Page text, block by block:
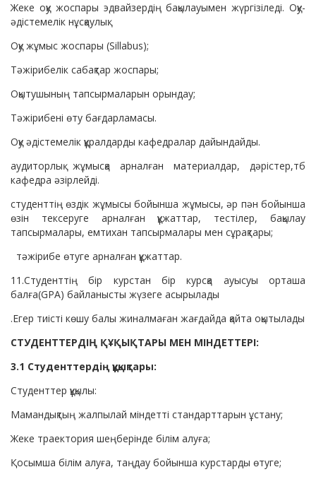
Жеке оқу жоспары эдвайзердің бақылауымен жүргізіледі. Оқу-
әдістемелік нұсқаулық:
Оқу жұмыс жоспары (Sillabus);
Тәжірибелік сабақтар жоспары;
Оқытушының тапсырмаларын орындау;
Тәжірибені өту бағдарламасы.
Оқу әдістемелік құралдарды кафедралар дайындайды.
аудиторлық жұмысқа арналған материалдар, дәрістер,тб
кафедра әзірлейді.
студенттің өздік жұмысы бойынша жұмысы, әр пән бойынша
өзін тексеруге арналған құжаттар, тестілер, бақылау
тапсырмалары, емтихан тапсырмалары мен сұрақтары;
тәжірибе өтуге арналған құжаттар.
11.Студенттің бір курстан бір курсқа ауысуы орташа
балға(GPA) байланысты жүзеге асырылады
.Егер тиісті көшу балы жиналмаған жағдайда қайта оқытылады
СТУДЕНТТЕРДІҢ ҚҰҚЫҚТАРЫ МЕН МІНДЕТТЕРІ:
3.1 Студенттердің құқықтары:
Студенттер құқылы:
Мамандықтың жалпылай міндетті стандарттарын ұстану;
Жеке траектория шеңберінде білім алуға;
Қосымша білім алуға, таңдау бойынша курстарды өтуге;